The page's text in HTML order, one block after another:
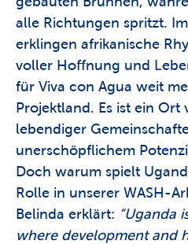
alle Richtungen spritzt.
erklingen afrikanische
voller Hoffnung und
für Viva con Agua weit
Projektland. Es ist ein Ort
lebendiger
unerschöpflichem
Doch warum spielt
Rolle in unserer WASH-
Belinda erklärt: “Uganda
where development and